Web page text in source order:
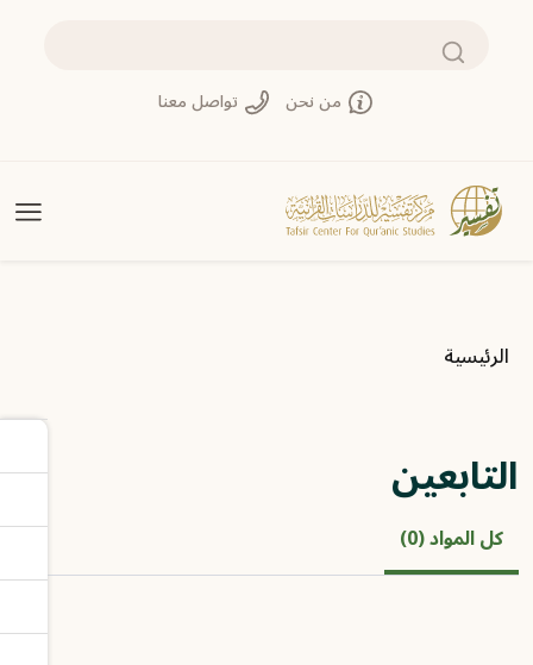
بحث
من نحن تواصل معنا
مسار التنقل
الرئيسية
التابعين
كل المواد (0)